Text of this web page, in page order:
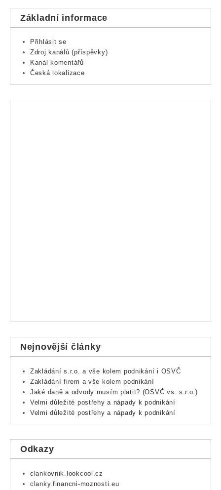
Základní informace
Přihlásit se
Zdroj kanálů (příspěvky)
Kanál komentářů
Česká lokalizace
Nejnovější články
Zakládání s.r.o. a vše kolem podnikání i OSVČ
Zakládání firem a vše kolem podnikání
Jaké daně a odvody musím platit? (OSVČ vs. s.r.o.)
Velmi důležité postřehy a nápady k podnikání
Velmi důležité postřehy a nápady k podnikání
Odkazy
clankovnik.lookcool.cz
clanky.financni-moznosti.eu